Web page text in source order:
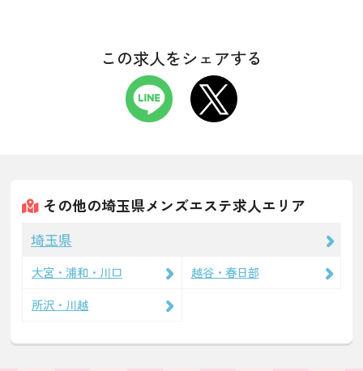
この求人をシェアする
その他の埼玉県メンズエステ求人エリア
埼玉県
大宮・浦和・川口
越谷・春日部
所沢・川越